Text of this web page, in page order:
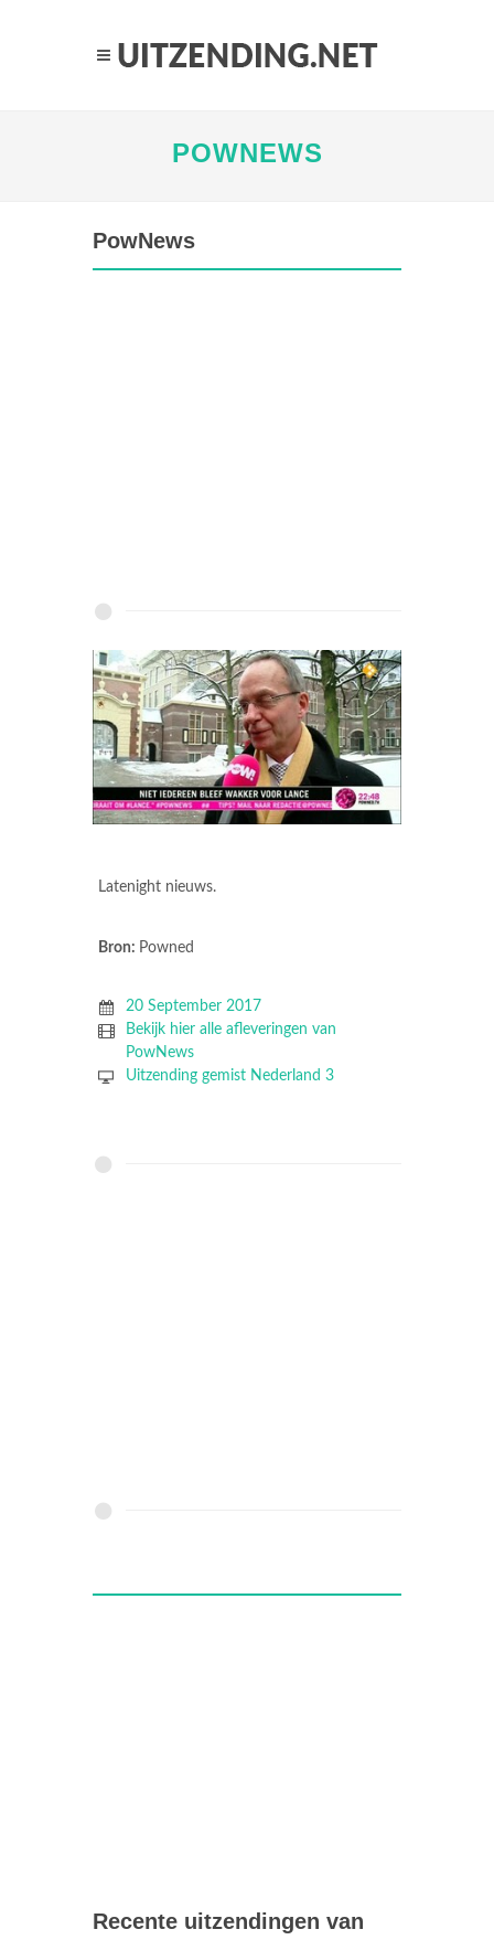
POWNEWS
PowNews
Latenight nieuws.
Bron: Powned
20 September 2017
Bekijk hier alle afleveringen van
PowNews
Uitzending gemist Nederland 3
Recente uitzendingen van